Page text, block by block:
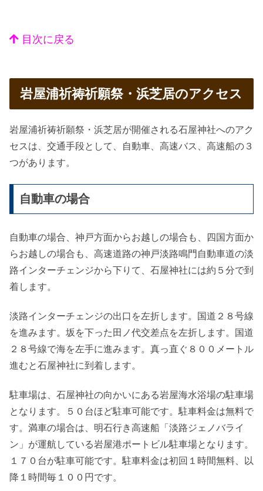
目次に戻る
岩屋浦祈祷祈願祭・浜芝居のアクセス
岩屋浦祈祷祈願祭・浜芝居が開催される石屋神社へのアク
セスは、交通手段として、自動車、高速バス、高速船の３
つがあります。
自動車の場合
自動車の場合、神戸方面からお越しの場合も、四国方面か
らお越しの場合も、高速道路の神戸淡路鳴門自動車道の淡
路インターチェンジから下りて、石屋神社には約５分で到
着します。
淡路インターチェンジの出口を左折します。国道２８号線
を進みます。坂を下った田ノ代交差点を左折します。国道
２８号線で海を左手に進みます。真っ直ぐ８００メートル
進むと石屋神社に到着します。
駐車場は、石屋神社の向かいにある岩屋海水浴場の駐車場
となります。５０台ほど駐車可能です。駐車料金は無料で
す。満車の場合は、明石行き高速船「淡路ジェノバライ
ン」が運航している岩屋港ポートビル駐車場となります。
１７０台が駐車可能です。駐車料金は初回１時間無料、以
降１時間毎１００円です。